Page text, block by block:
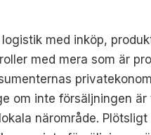
med inköp,
med mera som är
om inte försäljningen
närområde.